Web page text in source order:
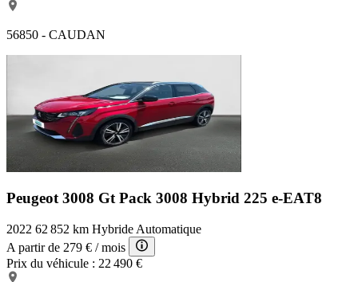
56850 - CAUDAN
Peugeot 3008 Gt Pack 3008 Hybrid 225 e-EAT8
2022 62 852 km Hybride Automatique
A partir de 279 € / mois
Prix du véhicule : 22 490 €